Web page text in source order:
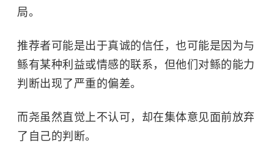
局。
推荐者可能是出于真诚的信任，也可能是因为与
鲧有某种利益或情感的联系，但他们对鲧的能力
判断出现了严重的偏差。
而尧虽然直觉上不认可，却在集体意见面前放弃
了自己的判断。